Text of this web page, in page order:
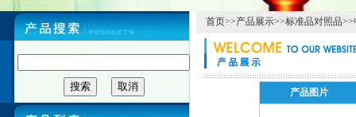
首页>>产品展示>>标准品对照品>>
产品图片